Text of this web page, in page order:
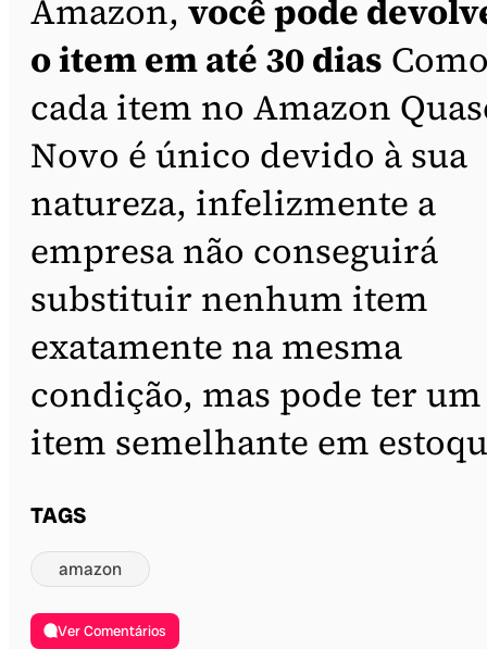
Amazon, você pode
o item em até 30 dias
cada item no Amazon
Novo é único devido à sua
natureza, infelizmente a
empresa não conseguirá
substituir nenhum item
exatamente na mesma
condição, mas pode ter um
item semelhante em
TAGS
amazon
Ver Comentários